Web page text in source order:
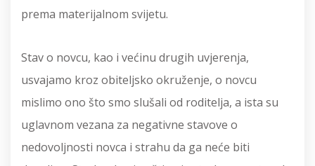
prema materijalnom svijetu.
Stav o novcu, kao i većinu drugih uvjerenja,
usvajamo kroz obiteljsko okruženje, o novcu
mislimo ono što smo slušali od roditelja, a ista su
uglavnom vezana za negativne stavove o
nedovoljnosti novca i strahu da ga neće biti